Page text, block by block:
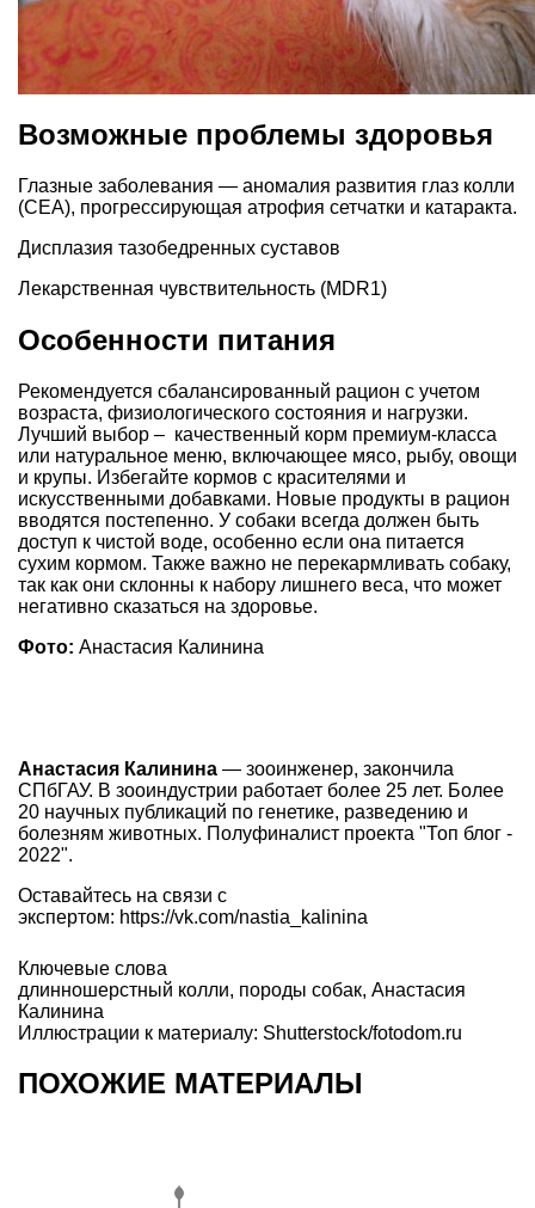
Возможные проблемы здоровья
Глазные заболевания — аномалия развития глаз колли
(CEA), прогрессирующая атрофия сетчатки и катаракта.
Дисплазия тазобедренных суставов
Лекарственная чувствительность (MDR1)
Особенности питания
Рекомендуется сбалансированный рацион с учетом
возраста, физиологического состояния и нагрузки.
Лучший выбор – качественный корм премиум-класса
или натуральное меню, включающее мясо, рыбу, овощи
и крупы. Избегайте кормов с красителями и
искусственными добавками. Новые продукты в рацион
вводятся постепенно. У собаки всегда должен быть
доступ к чистой воде, особенно если она питается
сухим кормом. Также важно не перекармливать собаку,
так как они склонны к набору лишнего веса, что может
негативно сказаться на здоровье.
Фото: Анастасия Калинина
Анастасия Калинина — зооинженер, закончила
СПбГАУ. В зооиндустрии работает более 25 лет. Более
20 научных публикаций по генетике, разведению и
болезням животных. Полуфиналист проекта "Топ блог -
2022".
Оставайтесь на связи с
экспертом: https://vk.com/nastia_kalinina
Ключевые слова
длинношерстный колли, породы собак, Анастасия
Калинина
Иллюстрации к материалу: Shutterstock/fotodom.ru
ПОХОЖИЕ МАТЕРИАЛЫ